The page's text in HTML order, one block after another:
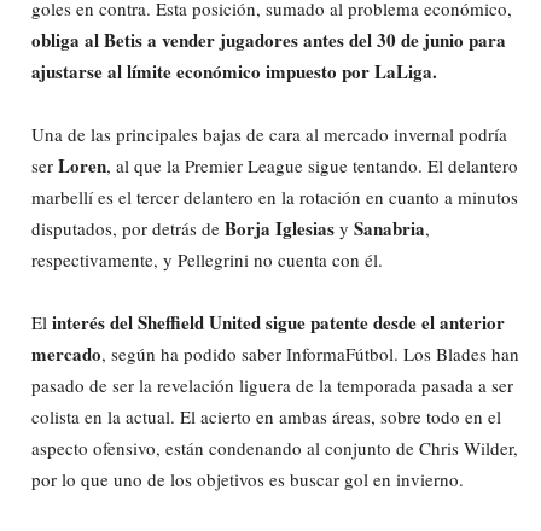
goles en contra. Esta posición, sumado al problema económico,
obliga al Betis a vender jugadores antes del 30 de junio para
ajustarse al límite económico impuesto por LaLiga.
Una de las principales bajas de cara al mercado invernal podría
ser Loren, al que la Premier League sigue tentando. El delantero
marbellí es el tercer delantero en la rotación en cuanto a minutos
disputados, por detrás de Borja Iglesias y Sanabria,
respectivamente, y Pellegrini no cuenta con él.
El interés del Sheffield United sigue patente desde el anterior
mercado, según ha podido saber InformaFútbol. Los Blades han
pasado de ser la revelación liguera de la temporada pasada a ser
colista en la actual. El acierto en ambas áreas, sobre todo en el
aspecto ofensivo, están condenando al conjunto de Chris Wilder,
por lo que uno de los objetivos es buscar gol en invierno.